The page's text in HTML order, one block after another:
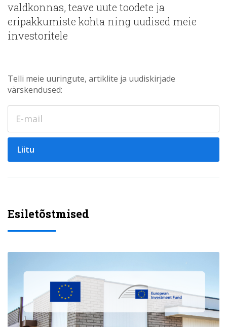
valdkonnas, teave uute toodete ja
eripakkumiste kohta ning uudised meie
investoritele
Telli meie uuringute, artiklite ja uudiskirjade
värskendused:
Liitu
Esiletõstmised